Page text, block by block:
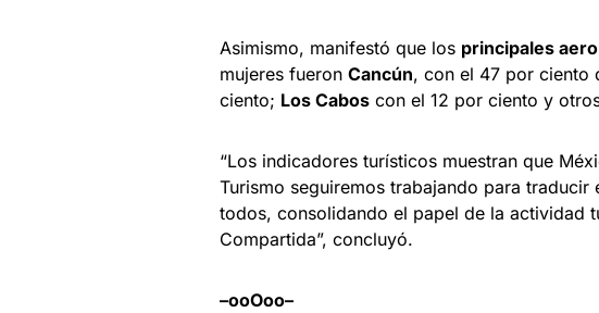
Asimismo, manifestó que los principales
mujeres fueron Cancún, con el 47 por ciento
ciento; Los Cabos con el 12 por ciento y
“Los indicadores turísticos muestran que
Turismo seguiremos trabajando para
todos, consolidando el papel de la actividad
Compartida”, concluyó.
–ooOoo–